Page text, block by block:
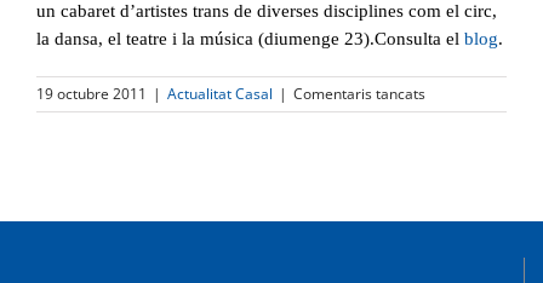
un cabaret d’artistes trans de diverses disciplines com el circ,
la dansa, el teatre i la música (diumenge 23).Consulta el blog.
19 octubre 2011 | Actualitat Casal | Comentaris tancatsa
DIA
TRANS